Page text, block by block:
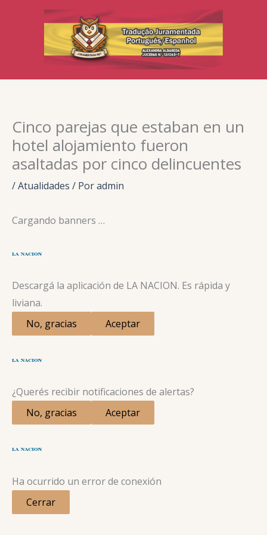
Cinco parejas que estaban en un
hotel alojamiento fueron
asaltadas por cinco delincuentes
/Atualidades / Poradmin
Cargando banners …
Descargá la aplicación de LA NACION. Es rápida y
liviana.
No, gracias
Aceptar
¿Querés recibir notificaciones de alertas?
No, gracias
Aceptar
Ha ocurrido un error de conexión
Cerrar